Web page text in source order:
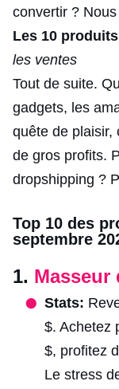
convertir ?
Les 10
les ventes
Tout de suite.
gadgets, les
quête de plaisir,
de gros profits.
dropshipping ?
Top 10 des
septembre
1. Masseur
Stats:
$. Achetez
$, profitez
Le stress